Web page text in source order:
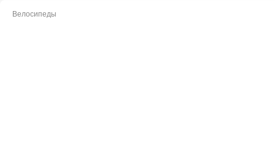
Велосипеды